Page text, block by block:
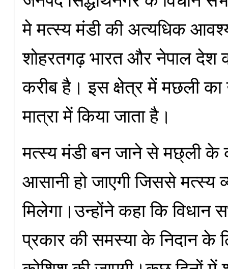
मे मत्स्य मंडी की अत्यधिक
शोहरतगढ़ भारत और नेपाल देश
करीब है। इस क्षेत्र में मछली का
मात्रा में किया जाता है।
मत्स्य मंडी बन जाने से मछ्ली
आसानी हो जाएगी जिससे मत्स्य
मिलेगा।उन्होंने कहा कि विधान
प्रकार की समस्या के निदान के